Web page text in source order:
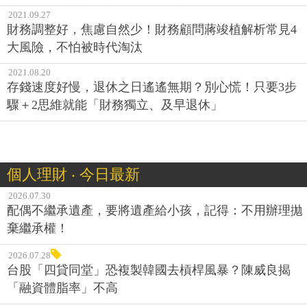
2021.09.27
財務調整好，焦慮自然少！財務顧問蔣竣植解析常見4
大風險，不怕被時代淘汰
2021.08.20
存錢速度好慢，退休之日遙遙無期？別心慌！只要3步
驟＋2思維就能「財務獨立、及早退休」
個人理財 ‧ 今日最新
2026.07.30
配偶不繼承遺產，要將遺產給小孩，記得：不用辦理拋
棄繼承權！
2026.07.28
台股「四貸同堂」恐複製韓國去槓桿風暴？陳威良揭
「融資體脂率」不高